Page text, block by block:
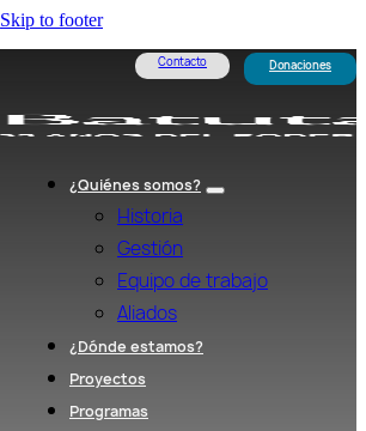
Skip to footer
Contacto Donaciones
¿Quiénes somos?
Historia
Gestión
Equipo de trabajo
Aliados
¿Dónde estamos?
Proyectos
Programas